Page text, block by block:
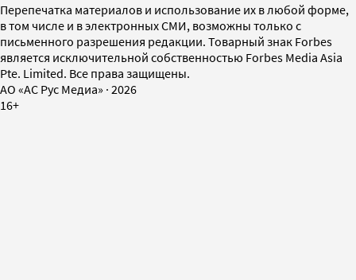
Перепечатка материалов и использование их в любой форме,
в том числе и в электронных СМИ, возможны только с
письменного разрешения редакции. Товарный знак Forbes
является исключительной собственностью Forbes Media Asia
Pte. Limited. Все права защищены.
AO «АС Рус Медиа» · 2026
16+